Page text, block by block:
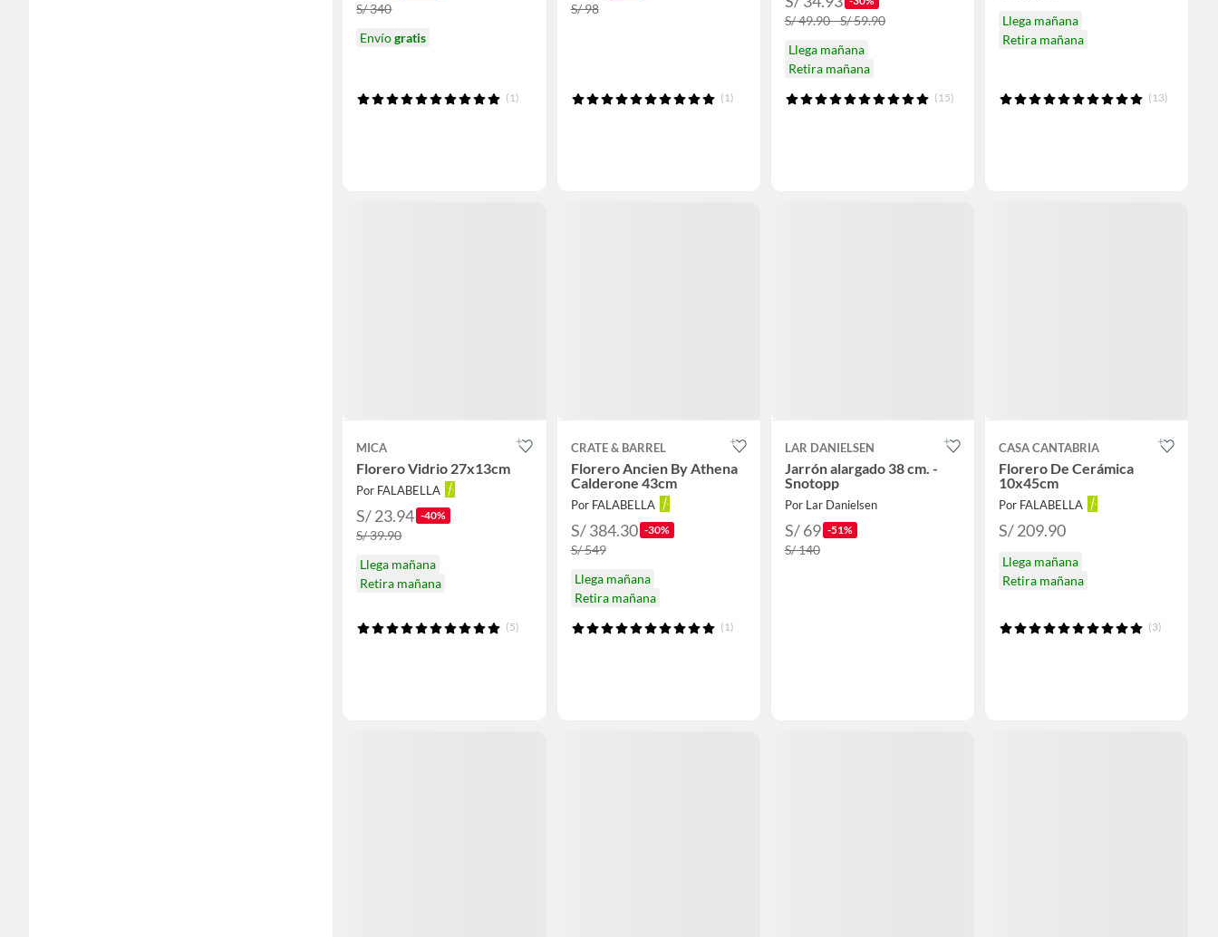
S/ 340
Envíogratis
(1)
S/ 98
(1)
S/ 49.90 - S/ 59.90
Llega mañana
Retira mañana
(15)
Llega mañana
Retira mañana
(13)
MICA
Florero Vidrio 27x13cm
Por FALABELLA
S/ 23.94 -40%
S/ 39.90
Llega mañana
Retira mañana
(5)
CRATE & BARREL
Florero Ancien By Athena
Calderone 43cm
Por FALABELLA
S/ 384.30 -30%
S/ 549
Llega mañana
Retira mañana
(1)
LAR DANIELSEN
Jarrón alargado 38 cm. -
Snotopp
Por Lar Danielsen
S/ 69 -51%
S/ 140
CASA CANTABRIA
Florero De Cerámica
10x45cm
Por FALABELLA
S/ 209.90
Llega mañana
Retira mañana
(3)